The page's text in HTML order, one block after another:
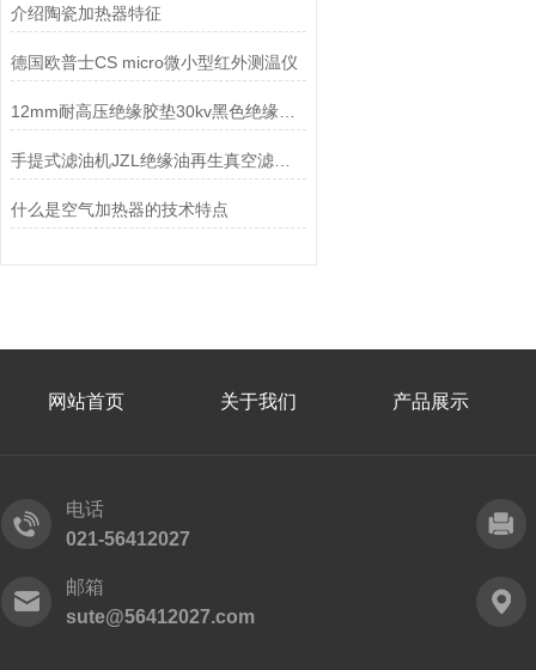
介绍陶瓷加热器特征
德国欧普士CS micro微小型红外测温仪
12mm耐高压绝缘胶垫30kv黑色绝缘胶板10kv绝缘橡胶板
手提式滤油机JZL绝缘油再生真空滤油机WG型手提式滤油机
什么是空气加热器的技术特点
网站首页 关于我们 产品展示
电话
021-56412027
邮箱
sute@56412027.com